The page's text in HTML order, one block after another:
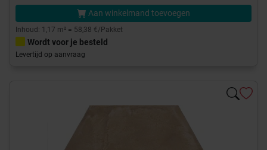
Aan winkelmand toevoegen
Inhoud: 1,17 m² = 58,38 €/Pakket
Wordt voor je besteld
Levertijd op aanvraag